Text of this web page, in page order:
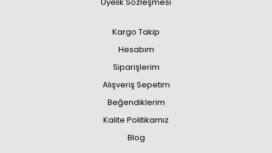
Kargo Takip
Hesabım
Siparişlerim
Alışveriş Sepetim
Beğendiklerim
Kalite Politikamız
Blog